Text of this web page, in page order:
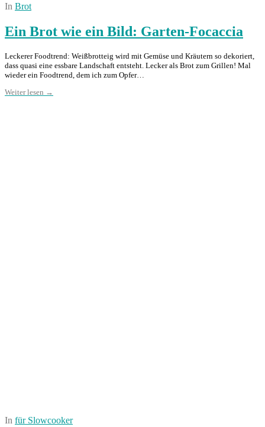
In Brot
Ein Brot wie ein Bild: Garten-Focaccia
Leckerer Foodtrend: Weißbrotteig wird mit Gemüse und Kräutern so dekoriert,
dass quasi eine essbare Landschaft entsteht. Lecker als Brot zum Grillen! Mal
wieder ein Foodtrend, dem ich zum Opfer…
Weiter lesen →
In für Slowcooker